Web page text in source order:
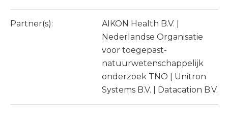
Partner(s):
AIKON Health B.V. |
Nederlandse Organisatie
voor toegepast-
natuurwetenschappelijk
onderzoek TNO | Unitron
Systems B.V. | Datacation B.V.